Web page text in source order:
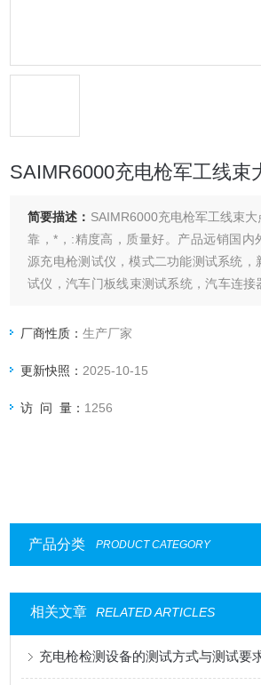
SAIMR6000充电枪军工线束
简要描述： SAIMR6000充电枪军工线束
靠，*，:精度高，质量好。产品远销国内
源充电枪测试仪，模式二功能测试系统，
试仪，汽车门板线束测试系统，汽车连接
器测试机，导通机，线圈匝间测试仪（层
厂商性质：生产厂家
更新快照： 2025-10-15
访 问 量： 1256
产品分类 PRODUCT CATEGORY
相关文章 RELATED ARTICLES
充电枪检测设备的测试方式与测试要